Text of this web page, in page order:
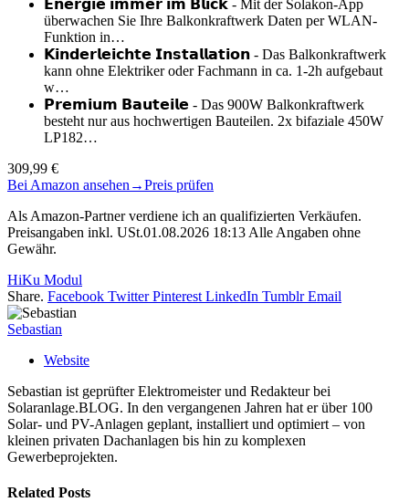
𝗘𝗻𝗲𝗿𝗴𝗶𝗲 𝗶𝗺𝗺𝗲𝗿 𝗶𝗺 𝗕𝗹𝗶𝗰𝗸 - Mit der Solakon-App
überwachen Sie Ihre Balkonkraftwerk Daten per WLAN-
Funktion in…
𝗞𝗶𝗻𝗱𝗲𝗿𝗹𝗲𝗶𝗰𝗵𝘁𝗲 𝗜𝗻𝘀𝘁𝗮𝗹𝗹𝗮𝘁𝗶𝗼𝗻 - Das Balkonkraftwerk
kann ohne Elektriker oder Fachmann in ca. 1-2h aufgebaut
w…
𝗣𝗿𝗲𝗺𝗶𝘂𝗺 𝗕𝗮𝘂𝘁𝗲𝗶𝗹𝗲 - Das 900W Balkonkraftwerk
besteht nur aus hochwertigen Bauteilen. 2x bifaziale 450W
LP182…
309,99 €
Bei Amazon ansehen →Preis prüfen
Als Amazon-Partner verdiene ich an qualifizierten Verkäufen.
Preisangaben inkl. USt.01.08.2026 18:13 Alle Angaben ohne
Gewähr.
HiKu Modul
Share. Facebook Twitter Pinterest LinkedIn Tumblr Email
Sebastian
Website
Sebastian ist geprüfter Elektromeister und Redakteur bei
Solaranlage.BLOG. In den vergangenen Jahren hat er über 100
Solar- und PV-Anlagen geplant, installiert und optimiert – von
kleinen privaten Dachanlagen bis hin zu komplexen
Gewerbeprojekten.
Related Posts